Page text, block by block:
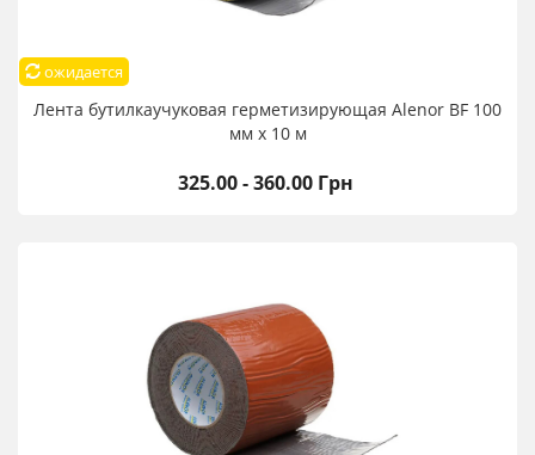
ожидается
Лента бутилкаучуковая герметизирующая Alenor BF 100
мм х 10 м
325.00 - 360.00 Грн